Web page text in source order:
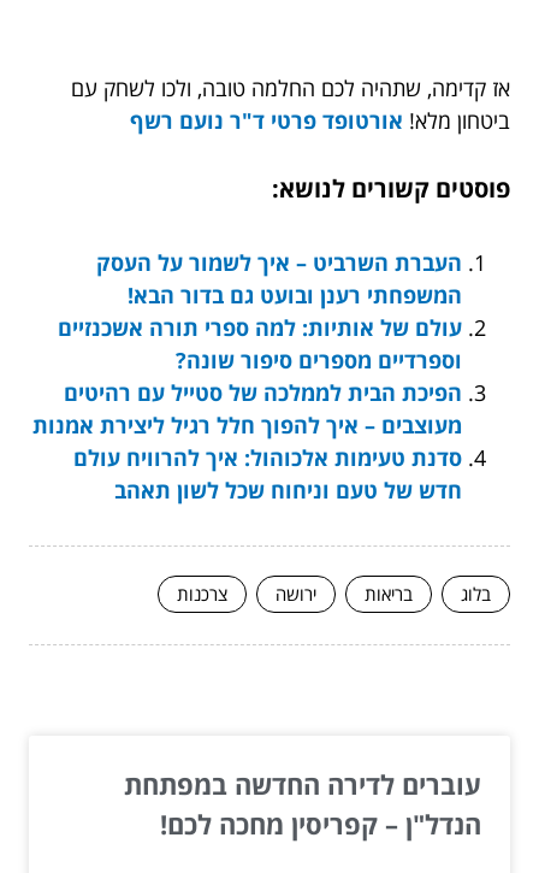
אז קדימה, שתהיה לכם החלמה טובה, ולכו לשחק עם
ביטחון מלא! אורטופד פרטי ד"ר נועם רשף
פוסטים קשורים לנושא:
העברת השרביט – איך לשמור על העסק
המשפחתי רענן ובועט גם בדור הבא!
עולם של אותיות: למה ספרי תורה אשכנזיים
וספרדיים מספרים סיפור שונה?
הפיכת הבית לממלכה של סטייל עם רהיטים
מעוצבים – איך להפוך חלל רגיל ליצירת אמנות
סדנת טעימות אלכוהול: איך להרוויח עולם
חדש של טעם וניחוח שכל לשון תאהב
בלוג בריאות ירושה צרכנות
עוברים לדירה החדשה במפתחת
הנדל"ן – קפריסין מחכה לכם!